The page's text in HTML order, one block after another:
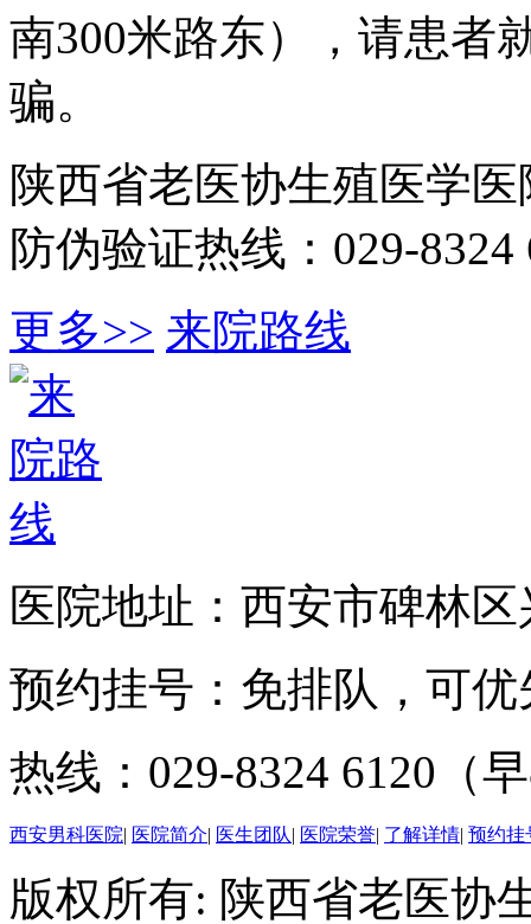
南300米路东），请患者
骗。
陕西省老医协生殖医学医
防伪验证热线：029-8324
更多>> 来院路线
医院地址：西安市碑林
预约挂号：免排队，可优
热线：029-8324 6120（
西安男科医院| 医院简介| 医生团队| 医院荣誉| 了解详情| 预约挂
版权所有: 陕西省老医协